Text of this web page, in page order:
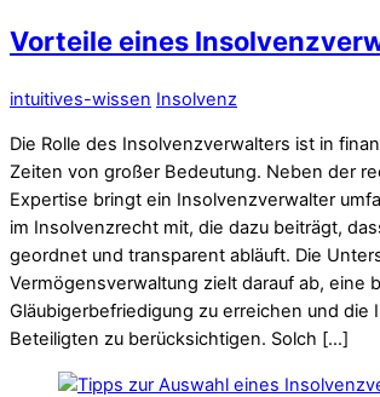
Vorteile eines
intuitives-wissen Insolvenz
Die Rolle des Insolvenzverwalters ist in
Zeiten von großer Bedeutung. Neben der
Expertise bringt ein Insolvenzverwalter
im Insolvenzrecht mit, die dazu beiträgt,
geordnet und transparent abläuft. Die
Vermögensverwaltung zielt darauf ab, eine
Gläubigerbefriedigung zu erreichen und die
Beteiligten zu berücksichtigen. Solch […]